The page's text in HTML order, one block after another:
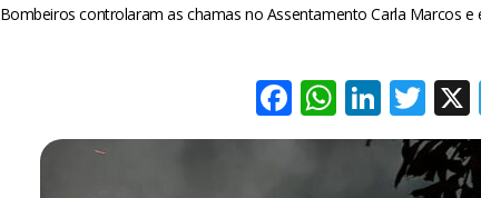
Bombeiros controlaram as chamas no Assentamento Carla Marcos
Facebook